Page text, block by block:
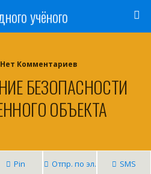
учёного
Нет Комментариев
БЕЗОПАСНОСТИ
ОБЪЕКТА
Pin
Отпр. по эл.
SMS